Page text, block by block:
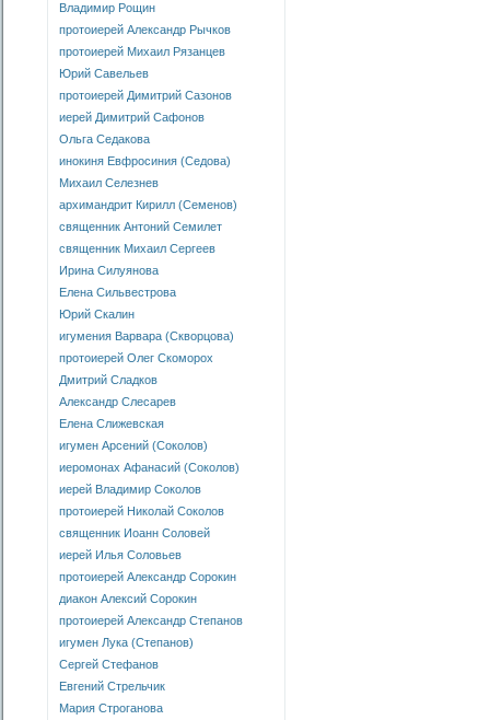
Владимир Рощин
протоиерей Александр Рычков
протоиерей Михаил Рязанцев
Юрий Савельев
протоиерей Димитрий Сазонов
иерей Димитрий Сафонов
Ольга Седакова
инокиня Евфросиния (Седова)
Михаил Селезнев
архимандрит Кирилл (Семенов)
священник Антоний Семилет
священник Михаил Сергеев
Ирина Силуянова
Елена Сильвестрова
Юрий Скалин
игумения Варвара (Скворцова)
протоиерей Олег Скоморох
Дмитрий Сладков
Александр Слесарев
Елена Слижевская
игумен Арсений (Соколов)
иеромонах Афанасий (Соколов)
иерей Владимир Соколов
протоиерей Николай Соколов
священник Иоанн Соловей
иерей Илья Соловьев
протоиерей Александр Сорокин
диакон Алексий Сорокин
протоиерей Александр Степанов
игумен Лука (Степанов)
Сергей Стефанов
Евгений Стрельчик
Мария Строганова